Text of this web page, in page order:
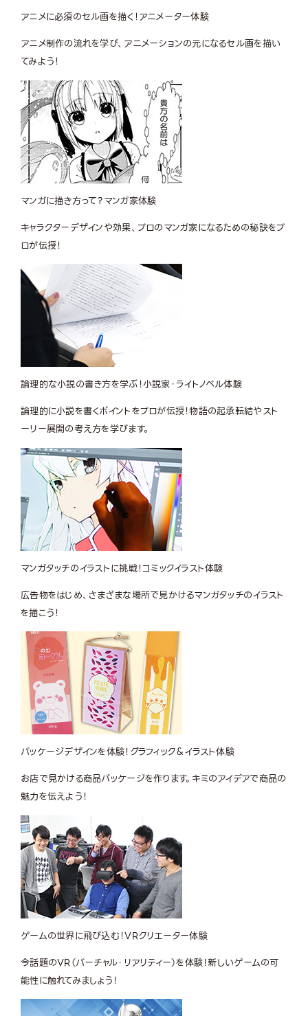
アニメに必須のセル画を描く！アニメーター体験
アニメ制作の流れを学び、アニメーションの元になるセル画を描い
てみよう！
マンガに描き方って？マンガ家体験
キャラクターデザインや効果、プロのマンガ家になるための秘訣をプ
ロが伝授！
論理的な小説の書き方を学ぶ！小説家・ライトノベル体験
論理的に小説を書くポイントをプロが伝授！物語の起承転結やスト
ーリー展開の考え方を学びます。
マンガタッチのイラストに挑戦！コミックイラスト体験
広告物をはじめ、さまざまな場所で見かけるマンガタッチのイラスト
を描こう！
パッケージデザインを体験！グラフィック＆イラスト体験
お店で見かける商品パッケージを作ります。キミのアイデアで商品の
魅力を伝えよう！
ゲームの世界に飛び込む！VRクリエーター体験
今話題のVR（バーチャル・リアリティー）を体験！新しいゲームの可
能性に触れてみましょう！